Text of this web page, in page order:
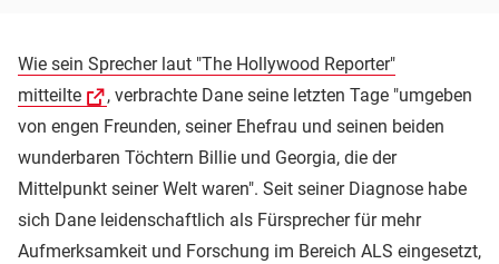
Wie sein Sprecher laut "The Hollywood Reporter"
mitteilte
, verbrachte Dane seine letzten Tage "umgeben
von engen Freunden, seiner Ehefrau und seinen beiden
wunderbaren Töchtern Billie und Georgia, die der
Mittelpunkt seiner Welt waren". Seit seiner Diagnose habe
sich Dane leidenschaftlich als Fürsprecher für mehr
Aufmerksamkeit und Forschung im Bereich ALS eingesetzt,